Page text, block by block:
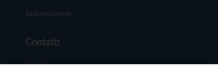
Abbonamenti
Contatti
Chi Siamo